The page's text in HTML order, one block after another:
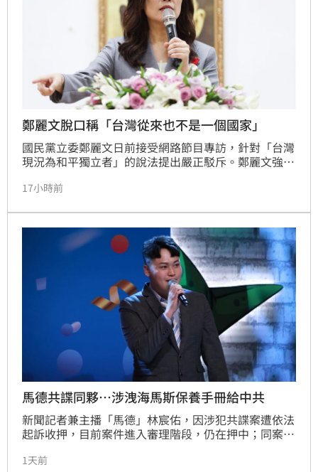
鄭麗文脫口稱「台灣從來也不是一個國家」
國民黨立委鄭麗文日前接受網路節目專訪，針對「台灣
現況為和平獨立者」的說法提出嚴正駁斥。鄭麗文強
平穩定局面，全歸功於中華民國憲法保障，而非台獨主
17小時前
馬德共諜同夥…涉洩海馬斯保養手冊給中共
新聞記者兼主播「馬德」林宸佑，因涉犯共諜案遭依法
起訴收押，目前案件進入審理階段，仍在押中；同案被
人，涉嫌傳遞「海馬斯多管火箭系統飛彈車的保養檢測
1天前